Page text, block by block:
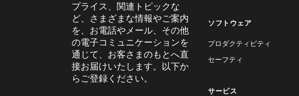
プライス、関連トピックな
ど、さまざまな情報やご案内
を、お電話やメール、その他
の電子コミュニケーションを
通じて、お客さまのもとへ直
接お届けいたします。以下か
らご登録ください。
ソフトウェア
プロダクティビティ
セーフティ
サービス